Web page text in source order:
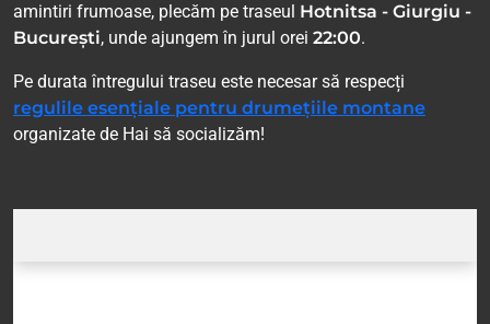
amintiri frumoase, plecăm pe traseul Hotnitsa - Giurgiu -
București, unde ajungem în jurul orei 22:00.
Pe durata întregului traseu este necesar să respecți
regulile esențiale pentru drumețiile montane
organizate de Hai să socializăm!